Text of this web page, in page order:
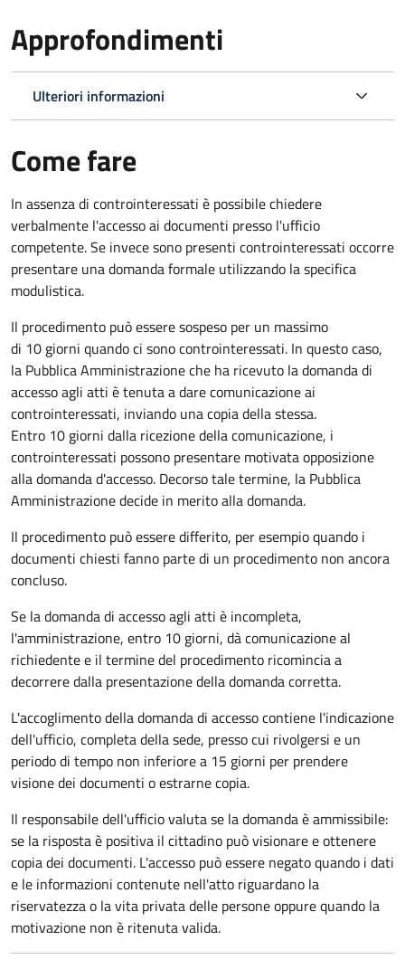
Approfondimenti
Ulteriori informazioni
Come fare
In assenza di controinteressati è possibile chiedere
verbalmente l'accesso ai documenti presso l'ufficio
competente. Se invece sono presenti controinteressati occorre
presentare una domanda formale utilizzando la specifica
modulistica.
Il procedimento può essere sospeso per un massimo
di 10 giorni quando ci sono controinteressati. In questo caso,
la Pubblica Amministrazione che ha ricevuto la domanda di
accesso agli atti è tenuta a dare comunicazione ai
controinteressati, inviando una copia della stessa.
Entro 10 giorni dalla ricezione della comunicazione, i
controinteressati possono presentare motivata opposizione
alla domanda d'accesso. Decorso tale termine, la Pubblica
Amministrazione decide in merito alla domanda.
Il procedimento può essere differito, per esempio quando i
documenti chiesti fanno parte di un procedimento non ancora
concluso.
Se la domanda di accesso agli atti è incompleta,
l'amministrazione, entro 10 giorni, dà comunicazione al
richiedente e il termine del procedimento ricomincia a
decorrere dalla presentazione della domanda corretta.
L'accoglimento della domanda di accesso contiene l'indicazione
dell'ufficio, completa della sede, presso cui rivolgersi e un
periodo di tempo non inferiore a 15 giorni per prendere
visione dei documenti o estrarne copia.
Il responsabile dell'ufficio valuta se la domanda è ammissibile:
se la risposta è positiva il cittadino può visionare e ottenere
copia dei documenti. L'accesso può essere negato quando i dati
e le informazioni contenute nell'atto riguardano la
riservatezza o la vita privata delle persone oppure quando la
motivazione non è ritenuta valida.